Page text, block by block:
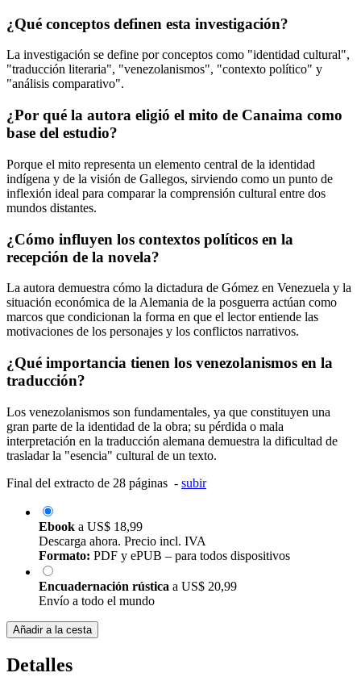
¿Qué conceptos definen esta investigación?
La investigación se define por conceptos como "identidad cultural",
"traducción literaria", "venezolanismos", "contexto político" y
"análisis comparativo".
¿Por qué la autora eligió el mito de Canaima como
base del estudio?
Porque el mito representa un elemento central de la identidad
indígena y de la visión de Gallegos, sirviendo como un punto de
inflexión ideal para comparar la comprensión cultural entre dos
mundos distantes.
¿Cómo influyen los contextos políticos en la
recepción de la novela?
La autora demuestra cómo la dictadura de Gómez en Venezuela y la
situación económica de la Alemania de la posguerra actúan como
marcos que condicionan la forma en que el lector entiende las
motivaciones de los personajes y los conflictos narrativos.
¿Qué importancia tienen los venezolanismos en la
traducción?
Los venezolanismos son fundamentales, ya que constituyen una
gran parte de la identidad de la obra; su pérdida o mala
interpretación en la traducción alemana demuestra la dificultad de
trasladar la "esencia" cultural de un texto.
Final del extracto de 28 páginas - subir
Ebook a US$ 18,99
Descarga ahora. Precio incl. IVA
Formato: PDF y ePUB – para todos dispositivos
Encuadernación rústica a US$ 20,99
Envío a todo el mundo
Añadir a la cesta
Detalles